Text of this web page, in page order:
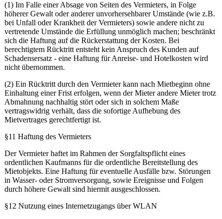
(1) Im Falle einer Absage von Seiten des Vermieters, in Folge
höherer Gewalt oder anderer unvorhersehbarer Umstände (wie z.B.
bei Unfall oder Krankheit der Vermieters) sowie andere nicht zu
vertretende Umstände die Erfüllung unmöglich machen; beschränkt
sich die Haftung auf die Rückerstattung der Kosten. Bei
berechtigtem Rücktritt entsteht kein Anspruch des Kunden auf
Schadensersatz - eine Haftung für Anreise- und Hotelkosten wird
nicht übernommen.
(2) Ein Rücktritt durch den Vermieter kann nach Mietbeginn ohne
Einhaltung einer Frist erfolgen, wenn der Mieter andere Mieter trotz
Abmahnung nachhaltig stört oder sich in solchem Maße
vertragswidrig verhält, dass die sofortige Aufhebung des
Mietvertrages gerechtfertigt ist.
§11 Haftung des Vermieters
Der Vermieter haftet im Rahmen der Sorgfaltspflicht eines
ordentlichen Kaufmanns für die ordentliche Bereitstellung des
Mietobjekts. Eine Haftung für eventuelle Ausfälle bzw. Störungen
in Wasser- oder Stromversorgung, sowie Ereignisse und Folgen
durch höhere Gewalt sind hiermit ausgeschlossen.
§12 Nutzung eines Internetzugangs über WLAN